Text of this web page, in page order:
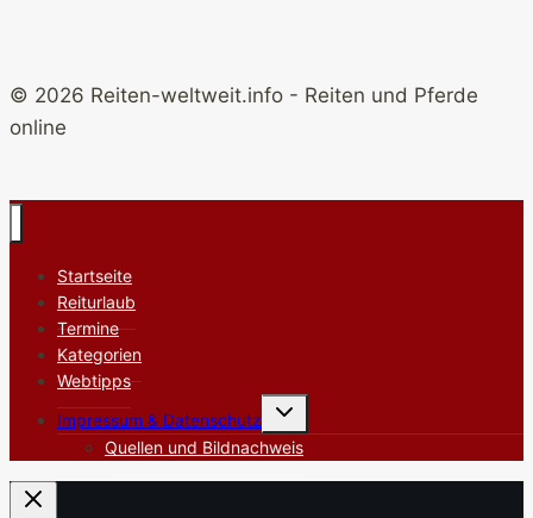
© 2026 Reiten-weltweit.info - Reiten und Pferde
online
Startseite
Reiturlaub
Termine
Kategorien
Webtipps
Impressum & Datenschutz
Untermenü
umschalten
Quellen und Bildnachweis